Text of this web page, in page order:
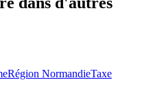
Région NormandieTaxe